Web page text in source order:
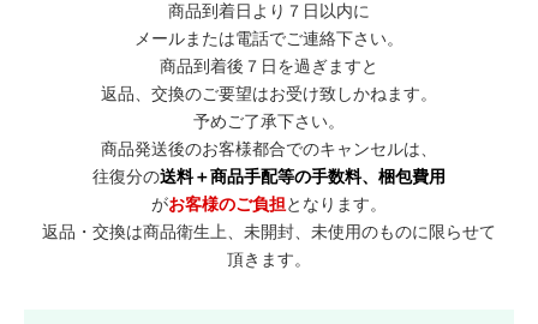
商品到着日より７日以内に
メールまたは電話でご連絡下さい。
商品到着後７日を過ぎますと
返品、交換のご要望はお受け致しかねます。
予めご了承下さい。
商品発送後のお客様都合でのキャンセルは、
往復分の送料＋商品手配等の手数料、梱包費用
がお客様のご負担となります。
返品・交換は商品衛生上、未開封、未使用のものに限らせて
頂きます。